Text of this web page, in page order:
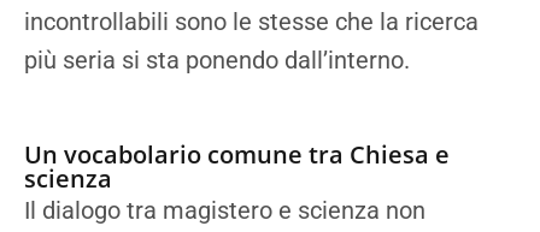
incontrollabili sono le stesse che la ricerca
più seria si sta ponendo dall’interno.
Un vocabolario comune tra Chiesa e
scienza
Il dialogo tra magistero e scienza non